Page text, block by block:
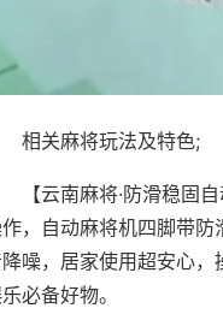
相关麻将玩法及特色;
【云南麻将·防滑稳固
，自动麻将机四脚带
噪，居家使用超安心
必备好物。